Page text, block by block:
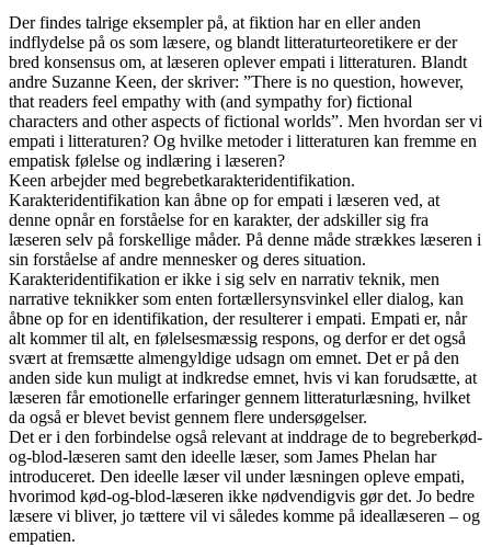
Der findes talrige eksempler på, at fiktion har en eller anden
indflydelse på os som læsere, og blandt litteraturteoretikere er der
bred konsensus om, at læseren oplever empati i litteraturen. Blandt
andre Suzanne Keen, der skriver: ”There is no question, however,
that readers feel empathy with (and sympathy for) fictional
characters and other aspects of fictional worlds”. Men hvordan ser vi
empati i litteraturen? Og hvilke metoder i litteraturen kan fremme en
empatisk følelse og indlæring i læseren?
Keen arbejder med begrebetkarakteridentifikation.
Karakteridentifikation kan åbne op for empati i læseren ved, at
denne opnår en forståelse for en karakter, der adskiller sig fra
læseren selv på forskellige måder. På denne måde strækkes læseren i
sin forståelse af andre mennesker og deres situation.
Karakteridentifikation er ikke i sig selv en narrativ teknik, men
narrative teknikker som enten fortællersynsvinkel eller dialog, kan
åbne op for en identifikation, der resulterer i empati. Empati er, når
alt kommer til alt, en følelsesmæssig respons, og derfor er det også
svært at fremsætte almengyldige udsagn om emnet. Det er på den
anden side kun muligt at indkredse emnet, hvis vi kan forudsætte, at
læseren får emotionelle erfaringer gennem litteraturlæsning, hvilket
da også er blevet bevist gennem flere undersøgelser.
Det er i den forbindelse også relevant at inddrage de to begreberkød-
og-blod-læseren samt den ideelle læser, som James Phelan har
introduceret. Den ideelle læser vil under læsningen opleve empati,
hvorimod kød-og-blod-læseren ikke nødvendigvis gør det. Jo bedre
læsere vi bliver, jo tættere vil vi således komme på ideallæseren – og
empatien.